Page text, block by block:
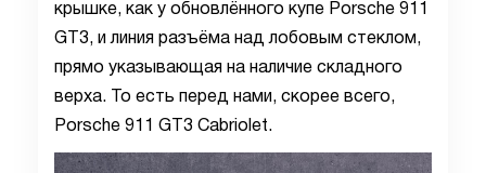
крышке, как у обновлённого купе Porsche 911
GT3, и линия разъёма над лобовым стеклом,
прямо указывающая на наличие складного
верха. То есть перед нами, скорее всего,
Porsche 911 GT3 Cabriolet.